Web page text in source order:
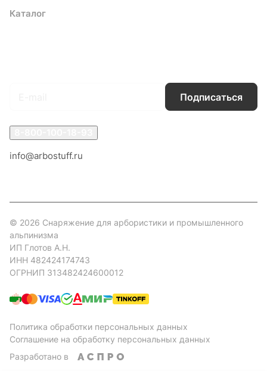
Каталог
Подписаться
info@arbostuff.ru
© 2026 Снаряжение для арбористики и промышленного
альпинизма
ИП Глотов А.Н.
ИНН 482424174743
ОГРНИП 313482424600012
Политика обработки персональных данных
Соглашение на обработку персональных данных
Разработано в